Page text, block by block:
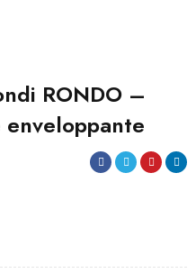
RONDO –
enveloppante